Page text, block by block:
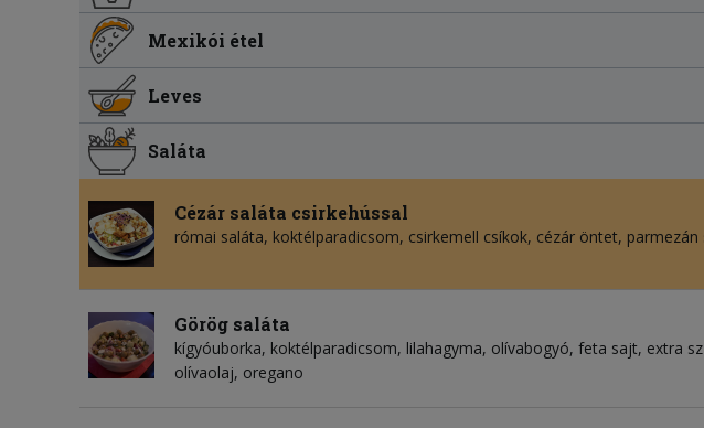
Mexikói étel
Leves
Saláta
Cézár saláta csirkehússal
római saláta, koktélparadicsom, csirkemell csíkok, cézár öntet, parmezán
Görög saláta
kígyóuborka, koktélparadicsom, lilahagyma, olívabogyó, feta sajt, extra
olívaolaj, oregano